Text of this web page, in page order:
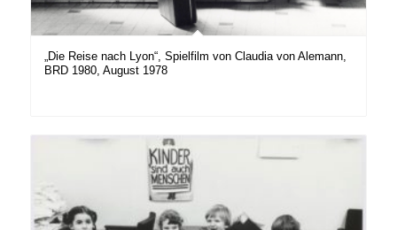
„Die Reise nach Lyon“, Spielfilm von Claudia von Alemann,
BRD 1980, August 1978